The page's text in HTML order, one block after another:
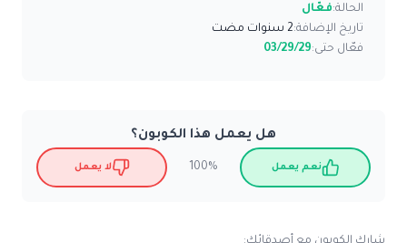
الحالة:فعّال
تاريخ الإضافة:2 سنوات مضت
فعّال حتى:03/29/29
هل يعمل هذا الكوبون؟
نعم يعمل 100% لا يعمل